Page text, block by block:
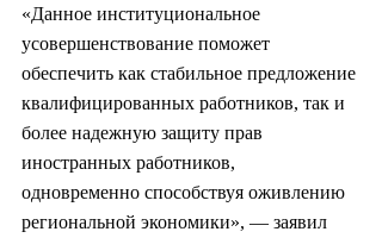
«Данное институциональное
усовершенствование поможет
обеспечить как стабильное предложение
квалифицированных работников, так и
более надежную защиту прав
иностранных работников,
одновременно способствуя оживлению
региональной экономики», — заявил